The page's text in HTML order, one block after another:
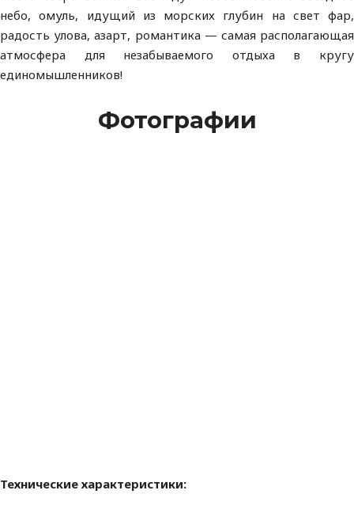
небо, омуль, идущий из морских глубин на свет фар,
радость улова, азарт, романтика — самая располагающая
атмосфера для незабываемого отдыха в кругу
единомышленников!
Фотографии
Технические характеристики: